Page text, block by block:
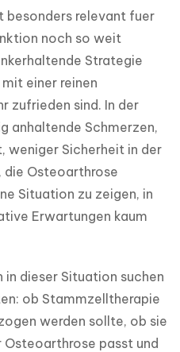
besonders relevant fuer
noch so weit
Strategie
einer reinen
zufrieden sind. In der
anhaltende Schmerzen,
weniger Sicherheit in der
die Osteoarthrose
Situation zu zeigen, in
Erwartungen kaum
dieser Situation suchen
ob Stammzelltherapie
werden sollte, ob sie
passt und